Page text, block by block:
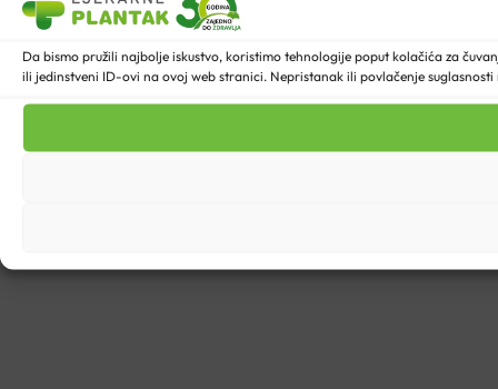
Da bismo pružili najbolje iskustvo, koristimo tehnologije poput kolačića za
ili jedinstveni ID-ovi na ovoj web stranici. Nepristanak ili povlačenje